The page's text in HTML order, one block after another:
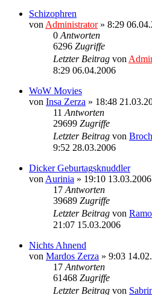
Schizophren
von Administrator» 8:29
0 Antworten
6296 Zugriffe
Letzter Beitrag von
8:29 06.04.2006
WoW Movies
von Insa Zerza » 18:48
11 Antworten
29699 Zugriffe
Letzter Beitrag von
9:52 28.03.2006
Dicker Geburtagsknuddler
von Aurinia » 19:10 13.03.2006
17 Antworten
39689 Zugriffe
Letzter Beitrag von
21:07 15.03.2006
Nichts Ahnend
von Mardos Zerza » 9:03
17 Antworten
61468 Zugriffe
Letzter Beitrag von